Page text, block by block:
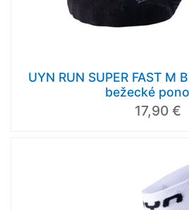
UYN RUN SUPER FAST
bežecké
17,90 €